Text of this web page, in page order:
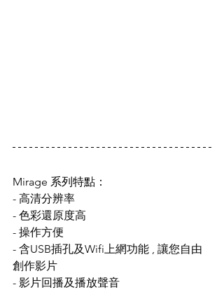
Mirage 系列特點：
- 高清分辨率
- 色彩還原度高
- 操作方便
- 含USB插孔及Wifi上網功能 , 讓您自由
創作影片
- 影片回播及播放聲音